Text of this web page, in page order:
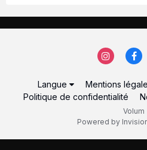
Langue Mentions
Politique de confidentialité
Volum
Powered by